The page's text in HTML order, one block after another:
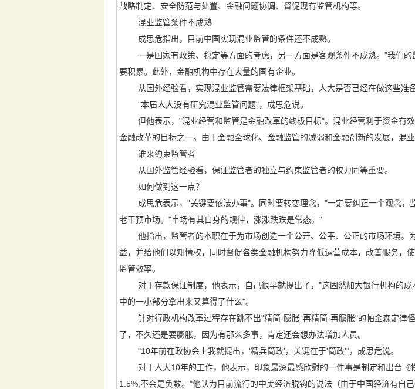
战略制定、安全防范与处置、金融问题协调、督促现有监管机构等。
混业监管条件不成熟
成思危指出，目前中国实现混业监管的条件还不成熟。
一是国家有政策、稳定等方面的考虑，另一方面是客观条件不成熟。"我们的
要积累。此外，金融机构中存在大量的国有企业。
从国外经验看，实现混业监管需要法律框架基础，人大是否已经在做这些准备
"本届人大没有研究混业监管问题"，成思危说。
但他表示，"混业经营和监管是金融改革的终极目标"。混业经营利于资金有
金融改革的目标之一。由于金融全球化、金融监管的减弱和金融创新的发展，混业
谁来约束监管者
从国外监管经验看，保证监管者的独立与约束监管者的权力同等重要。
如何做到这一点？
成思危表示，"关键要依法办事"。同时要转变理念，"一定要纠正一个观念，
老干预市场。"市场有其自身的规律，涨涨跌跌是常态。"
他指出，监管者的本职在于为市场创造一个公开、公平、公正的市场环境。
益，并给他们以知情权，同时督促各类金融机构努力降低运营成本，改善服务，
监管效率。
对于存款保证制度，他表示，自己很早就提出了，"这固然加大银行机构的成
中的一小部分拿出来又算得了什么"。
针对行政机构改革过程存在跳不出"精简-膨胀-再精简-再膨胀"的帕金森定律
了，不久还是要膨胀，因为有那么多事，肯定还会想办法增加人员。
"10年前在政协会上我就提出，'精兵简政'，关键在于'简政'"，成思危说。
对于人大10年的工作，他表示，印象最深最感欣慰的一件事是制定和出台《
1.5%,不会是负数。"他认为目前流行的中美经济脱钩的说法（由于中国经济有自